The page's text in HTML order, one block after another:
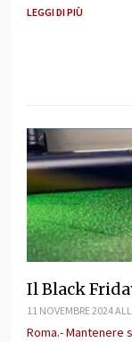
LEGGI DI PIÙ
Il Black
11 NOVEMBRE 2024
Roma.- Mantenere